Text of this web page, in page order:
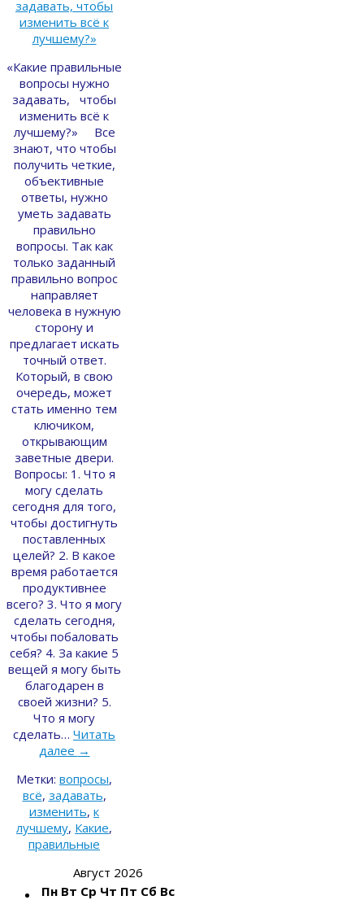
«Какие правильные
вопросы нужно
задавать, чтобы
изменить всё к
лучшему?» Все
знают, что чтобы
получить четкие,
объективные
ответы, нужно
уметь задавать
правильно
вопросы. Так как
только заданный
правильно вопрос
направляет
человека в нужную
сторону и
предлагает искать
точный ответ.
Который, в свою
очередь, может
стать именно тем
ключиком,
открывающим
заветные двери.
Вопросы: 1. Что я
могу сделать
сегодня для того,
чтобы достигнуть
поставленных
целей? 2. В какое
время работается
продуктивнее
всего? 3. Что я могу
сделать сегодня,
чтобы побаловать
себя? 4. За какие 5
вещей я могу быть
благодарен в
своей жизни? 5.
Что я могу
сделать… Читать
далее →
Метки: вопросы,
всё, задавать,
изменить, к
лучшему, Какие,
правильные
Август 2026
Пн Вт Ср Чт Пт Сб Вс